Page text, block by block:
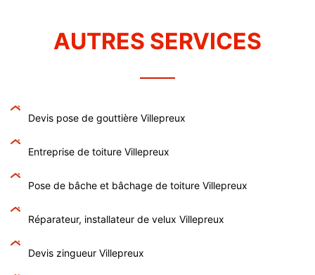
AUTRES SERVICES
Devis pose de gouttière Villepreux
Entreprise de toiture Villepreux
Pose de bâche et bâchage de toiture Villepreux
Réparateur, installateur de velux Villepreux
Devis zingueur Villepreux